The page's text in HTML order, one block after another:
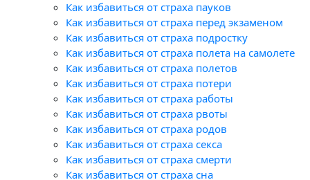
Как избавиться от страха пауков
Как избавиться от страха перед экзаменом
Как избавиться от страха подростку
Как избавиться от страха полета на самолете
Как избавиться от страха полетов
Как избавиться от страха потери
Как избавиться от страха работы
Как избавиться от страха рвоты
Как избавиться от страха родов
Как избавиться от страха секса
Как избавиться от страха смерти
Как избавиться от страха сна